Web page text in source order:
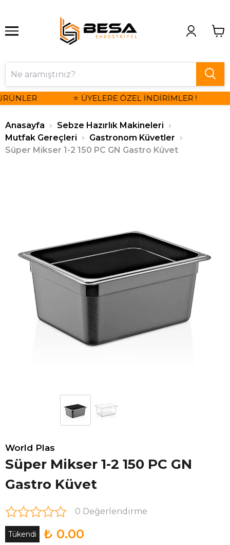
⭐ ÜYELERE ÖZEL İNDİRİMLER !
Anasayfa
Sebze Hazırlık Makineleri
Mutfak Gereçleri
Gastronom Küvetler
Süper Mikser 1-2 150 PC GN Gastro Küvet
World Plas
Süper Mikser 1-2 150 PC GN
Gastro Küvet
0 Değerlendirme
Tükendi ₺ 0.00